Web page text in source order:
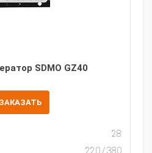
SDMO GZ40
ЗАКАЗАТЬ
28
220 / 380